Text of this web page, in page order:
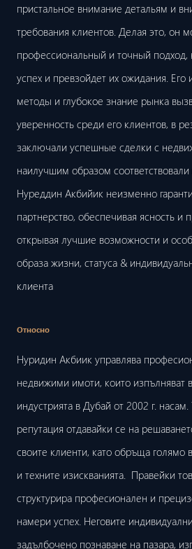
пристальное внимание детальям и
требования клиентов. Делая это, он
профессиональный и точный
успех и превзойдет их ожидания. Его
методы и глубокое знание рынка
уверенность среди его клиентов, в
заключали успешные сделки с
наилучшим образом
Нуреддин Акбийик неизменно
партнерство, обеспечивая ясность и
открывая лучшие возможности и
образа жизни, статуса &
клиента
Относно
Нуридин Акбиик управлява
недвижими имоти, които изпълняват
индустрията в Дубай от 2002 г.
репутация отдавайки се на
своите клиенти, като обръща голямо
и техните изискванията. Правейки
структурира професионален и
намери успех. Неговите
задълбочено познаване на пазара,